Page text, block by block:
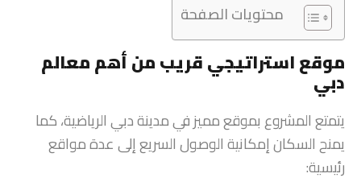
محتويات الصفحة
موقع استراتيجي قريب من أهم معالم
دبي
يتمتع المشروع بموقع مميز في مدينة دبي الرياضية، كما
يمنح السكان إمكانية الوصول السريع إلى عدة مواقع
رئيسية: